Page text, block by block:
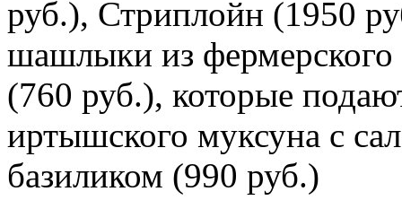
руб.), Стриплойн (1950
шашлыки из
(760 руб.), которые
иртышского муксуна с
базиликом (990 руб.)